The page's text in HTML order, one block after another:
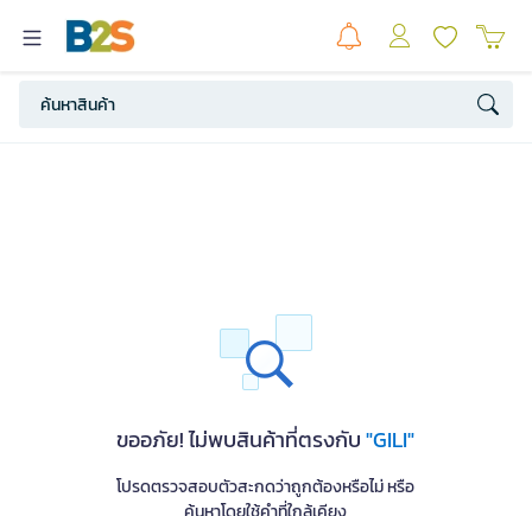
ขออภัย! ไม่พบสินค้าที่ตรงกับ"GILI"
โปรดตรวจสอบตัวสะกดว่าถูกต้องหรือไม่ หรือ